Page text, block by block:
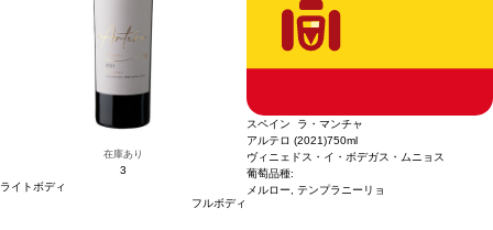
在庫あり
3
ライトボディ
フルボディ
スペイン ラ・マンチャ
アルテロ (2021)750ml
ヴィニェドス・イ・ボデガス・ムニョス
葡萄品種:
メルロー, テンプラニーリョ